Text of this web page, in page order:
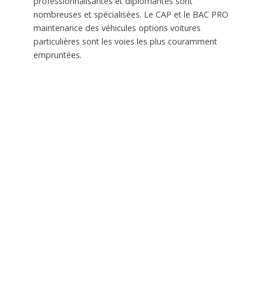
nombreuses et spécialisées. Le CAP et le BAC PRO
maintenance des véhicules options voitures
particulières sont les voies les plus couramment
empruntées.